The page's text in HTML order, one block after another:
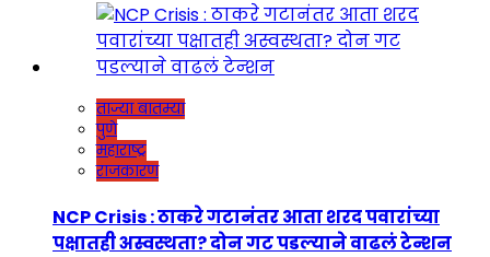
ताज्या बातम्या
पुणे
महाराष्ट्र
राजकारण
NCP Crisis : ठाकरे गटानंतर आता शरद पवारांच्या
पक्षातही अस्वस्थता? दोन गट पडल्याने वाढलं टेन्शन